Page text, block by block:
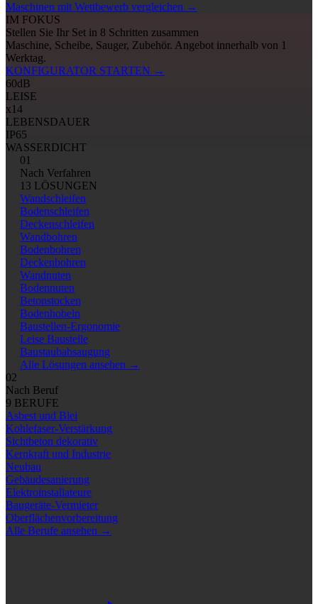
Maschinen mit Wettbewerb vergleichen →
IM FOKUS
Stellen Sie Ihr Set in 8 Schritten zusammen
Maschine, Scheibe, Sauger, Zubehör. Angebot innerhalb von 1
Werktag.
KONFIGURATOR STARTEN →
60dB
LEISE
x14
LEBENSDAUER
IP65
WASSERDICHT
01
Nach Verfahren
13 LÖSUNGEN
Wandschleifen
Bodenschleifen
Deckenschleifen
Wandbohren
Bodenbohren
Deckenbohren
Wandnuten
Bodennuten
Betonstocken
Bodenhobeln
Baustellen-Ergonomie
Leise Baustelle
Baustaubabsaugung
Alle Lösungen ansehen →
02
Nach Beruf
9 BERUFE
Asbest und Blei
Kohlefaser-Verstärkung
Sichtbeton dekorativ
Kernkraft und Industrie
Neubau
Gebäudesanierung
Elektroinstallateure
Baugeräte-Vermieter
Oberflächenvorbereitung
Alle Berufe ansehen →